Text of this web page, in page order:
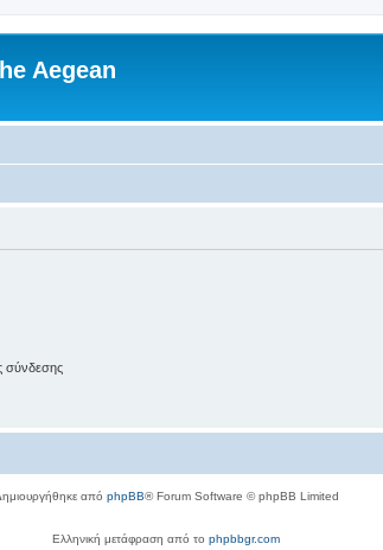
Aegean
σύνδεσης
από phpBB® Forum Software © phpBB Limited
Ελληνική μετάφραση από το phpbbgr.com